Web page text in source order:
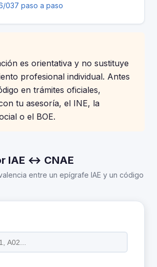
037 paso a paso
es orientativa y no sustituye
profesional individual. Antes
en trámites oficiales,
tu asesoría, el INE, la
o el BOE.
IAE ↔ CNAE
entre un epígrafe IAE y un código